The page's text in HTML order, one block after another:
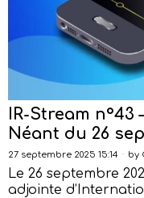
IR-Stream
Néant du 26
27 septembre 2025 15:14 by
Le 26 septembre
adjointe